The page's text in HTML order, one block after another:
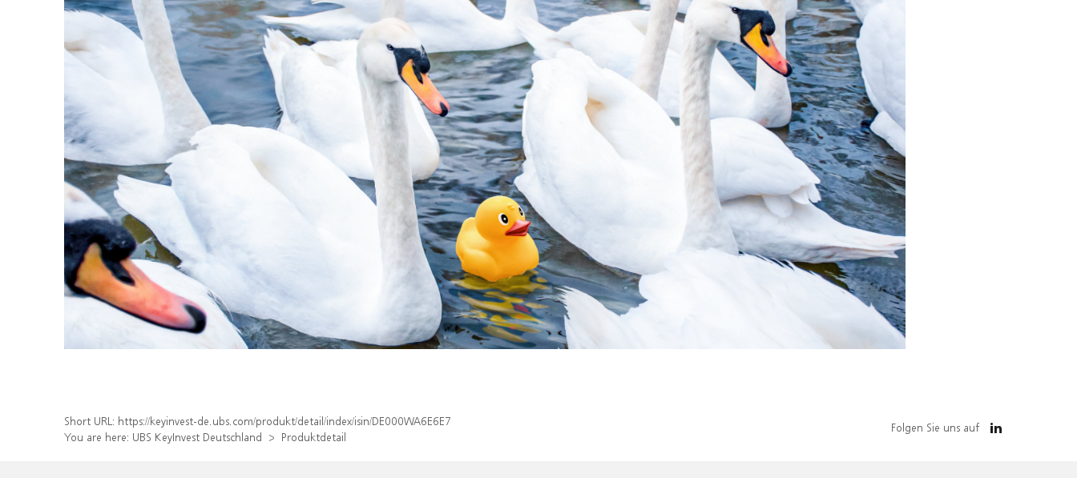
Short URL: https://keyinvest-de.ubs.com/produkt/detail/index/isin/DE000WA6E6E7
You are here: UBS KeyInvest Deutschland Produktdetail
Folgen Sie uns auf